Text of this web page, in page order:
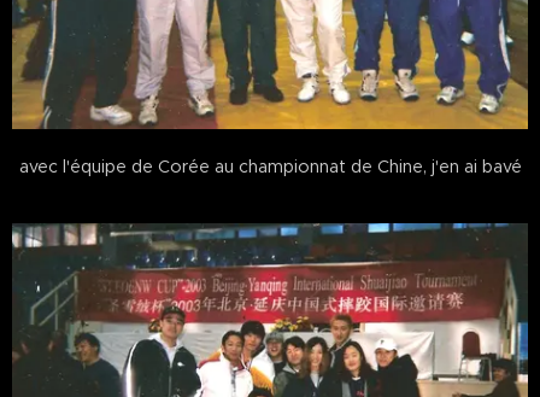
avec l'équipe de Corée au championnat de Chine, j'en ai bavé